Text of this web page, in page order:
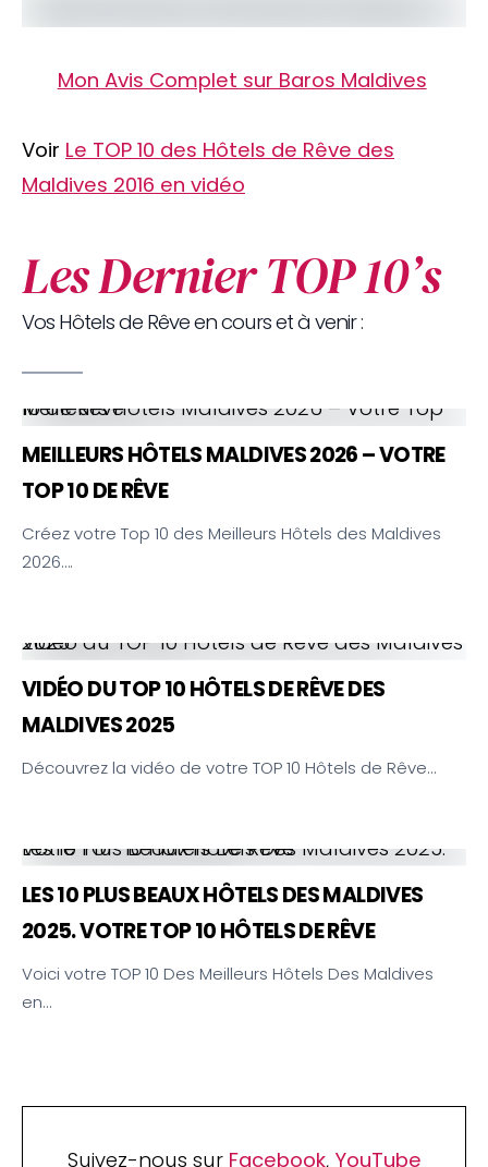
Mon Avis Complet sur Baros Maldives
Voir Le TOP 10 des Hôtels de Rêve des
Maldives 2016 en vidéo
Les Dernier TOP 10’s
Vos Hôtels de Rêve en cours et à venir :
Meilleurs Hôtels Maldives 2026 – Votre Top 10 de Rêve
MEILLEURS HÔTELS MALDIVES 2026 – VOTRE
TOP 10 DE RÊVE
Créez votre Top 10 des Meilleurs Hôtels des Maldives
2026….
Vidéo du TOP 10 Hôtels de Rêve des Maldives 2025
VIDÉO DU TOP 10 HÔTELS DE RÊVE DES
MALDIVES 2025
Découvrez la vidéo de votre TOP 10 Hôtels de Rêve…
Les 10 Plus Beaux Hôtels Des Maldives 2025. Votre TOP 10 Hôtels De Rêve
LES 10 PLUS BEAUX HÔTELS DES MALDIVES
2025. VOTRE TOP 10 HÔTELS DE RÊVE
Voici votre TOP 10 Des Meilleurs Hôtels Des Maldives
en…
Suivez-nous sur Facebook, YouTube